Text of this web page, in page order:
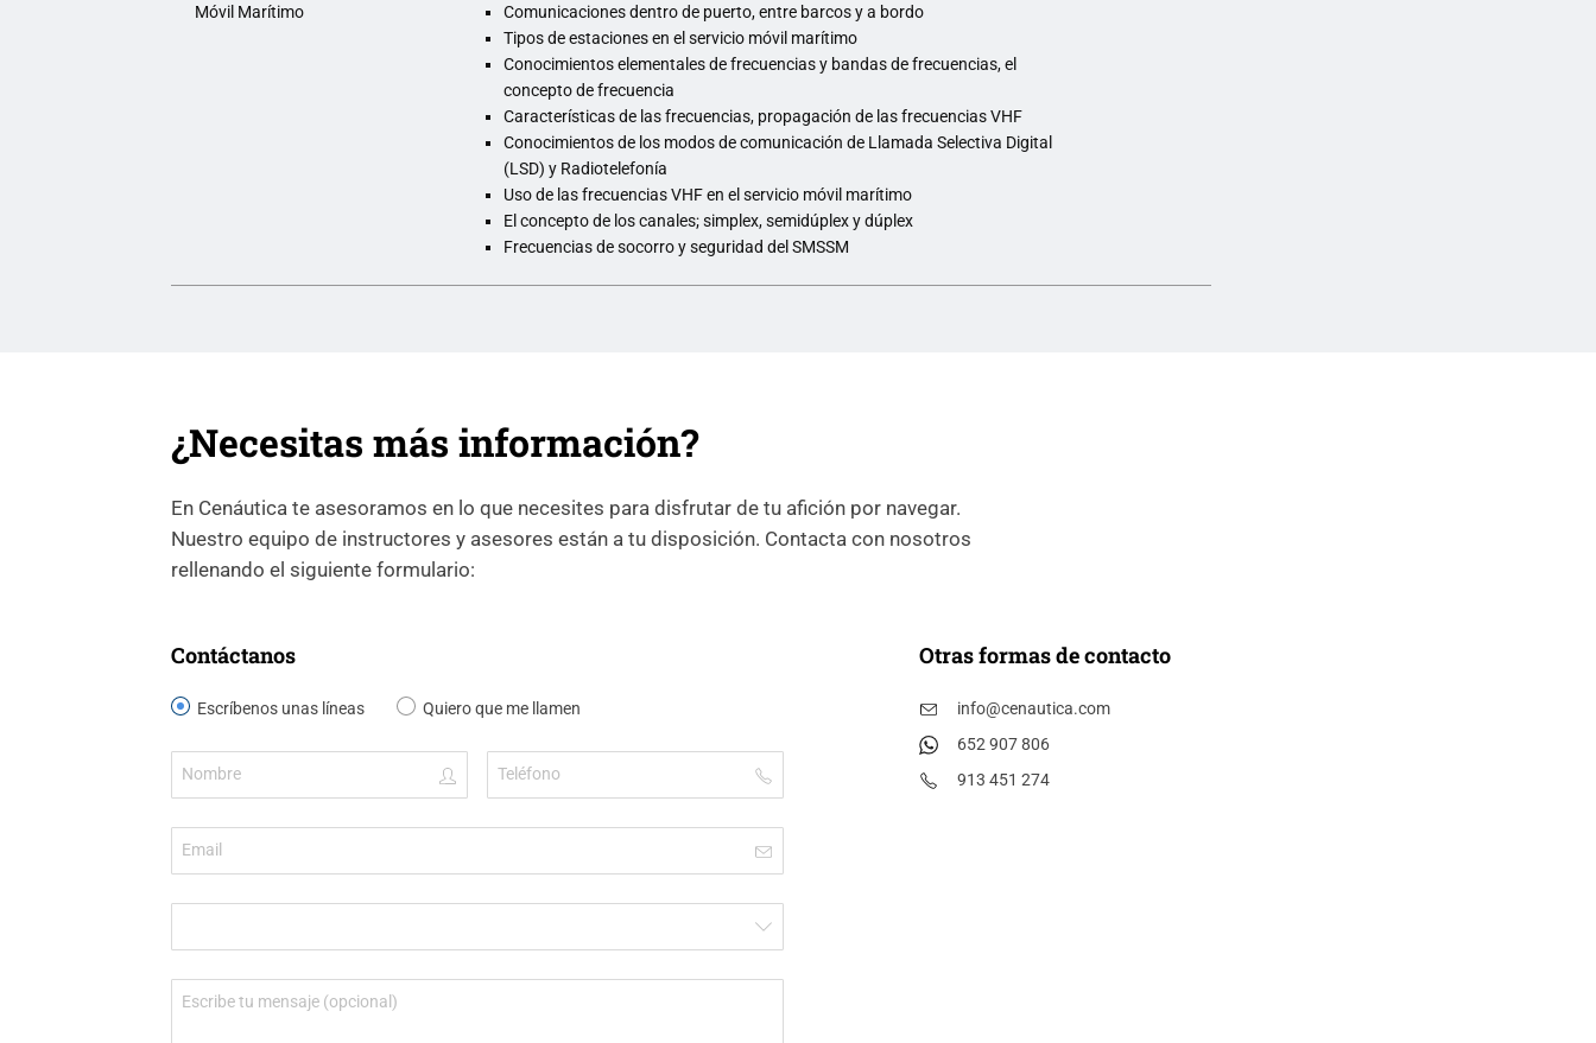
Móvil Marítimo
Comunicaciones dentro de puerto, entre barcos y a bordo
Tipos de estaciones en el servicio móvil marítimo
Conocimientos elementales de frecuencias y bandas de frecuencias, el
concepto de frecuencia
Características de las frecuencias, propagación de las frecuencias VHF
Conocimientos de los modos de comunicación de Llamada Selectiva Digital
(LSD) y Radiotelefonía
Uso de las frecuencias VHF en el servicio móvil marítimo
El concepto de los canales; simplex, semidúplex y dúplex
Frecuencias de socorro y seguridad del SMSSM
¿Necesitas más información?
En Cenáutica te asesoramos en lo que necesites para disfrutar de tu afición por navegar.
Nuestro equipo de instructores y asesores están a tu disposición. Contacta con nosotros
rellenando el siguiente formulario:
Contáctanos
Escríbenos unas líneas Quiero que me llamen
Otras formas de contacto
info@cenautica.com
652 907 806
913 451 274